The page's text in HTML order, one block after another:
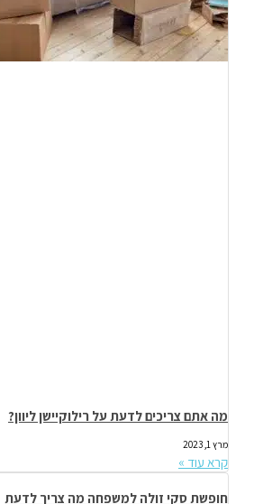
מה אתם צריכים לדעת על רילוקיישן ליוון?
מרץ 1, 2023
קרא עוד »
חופשת סקי זולה למשפחה מה צריך לדעת